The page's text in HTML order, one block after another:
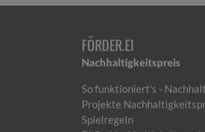
FÖRDER.EI
Nachhaltigkeitspreis
So funktioniert's -
Projekte
Spielregeln